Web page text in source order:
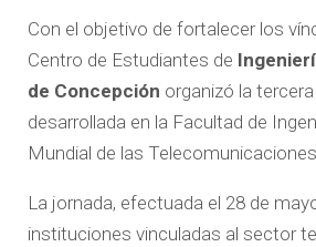
Con el objetivo de fortalecer los
Centro de Estudiantes de
de Concepción organizó la
desarrollada en la Facultad de
Mundial de las
La jornada, efectuada el 28 de
instituciones vinculadas al sector